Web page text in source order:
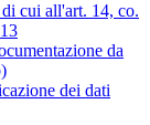
cui all'art. 14, co.
da
dei dati